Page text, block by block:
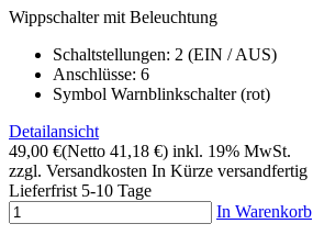
Wippschalter mit Beleuchtung
Schaltstellungen: 2 (EIN / AUS)
Anschlüsse: 6
Symbol Warnblinkschalter (rot)
Detailansicht
49,00 €(Netto 41,18 €) inkl. 19% MwSt.
zzgl. Versandkosten In Kürze versandfertig
Lieferfrist 5-10 Tage
In Warenkorb